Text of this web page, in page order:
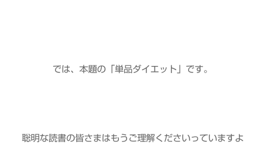
では、本題の「単品ダイエット」です。
聡明な読書の皆さまはもうご理解くださいっていますよ